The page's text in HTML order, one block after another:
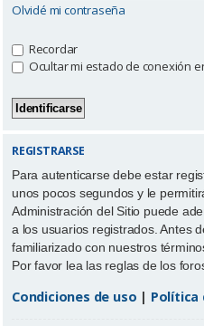
Olvidé mi contraseña
Recordar
Ocultar mi estado de conexión
REGISTRARSE
Para autenticarse debe estar
unos pocos segundos y le
Administración del Sitio puede
a los usuarios registrados. Antes
familiarizado con nuestros
Por favor lea las reglas de los
Condiciones de uso | Política